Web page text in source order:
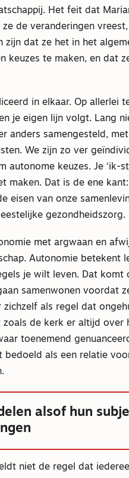
Het feit dat
de veranderingen
zijn dat ze het in het
keuzes te maken, en dat
in elkaar. Op allerlei
je eigen lijn volgt. Lang
anders samengesteld,
We zijn zo ver
autonome keuzes. Je ‘ik-
maken. Dat is de ene
eisen van onze
gezondheidszorg.
met argwaan en
Autonomie betekent
je wilt leven. Dat komt
samenwonen voordat
als regel dat
de kerk er altijd over
toenemend
als een relatie
alsof hun
niet de regel dat